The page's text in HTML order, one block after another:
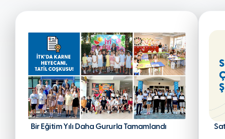
Bir Eğitim Yılı Daha Gururla Tamamlandı